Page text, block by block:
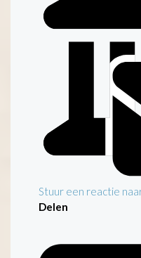
Stuur een reactie
Delen